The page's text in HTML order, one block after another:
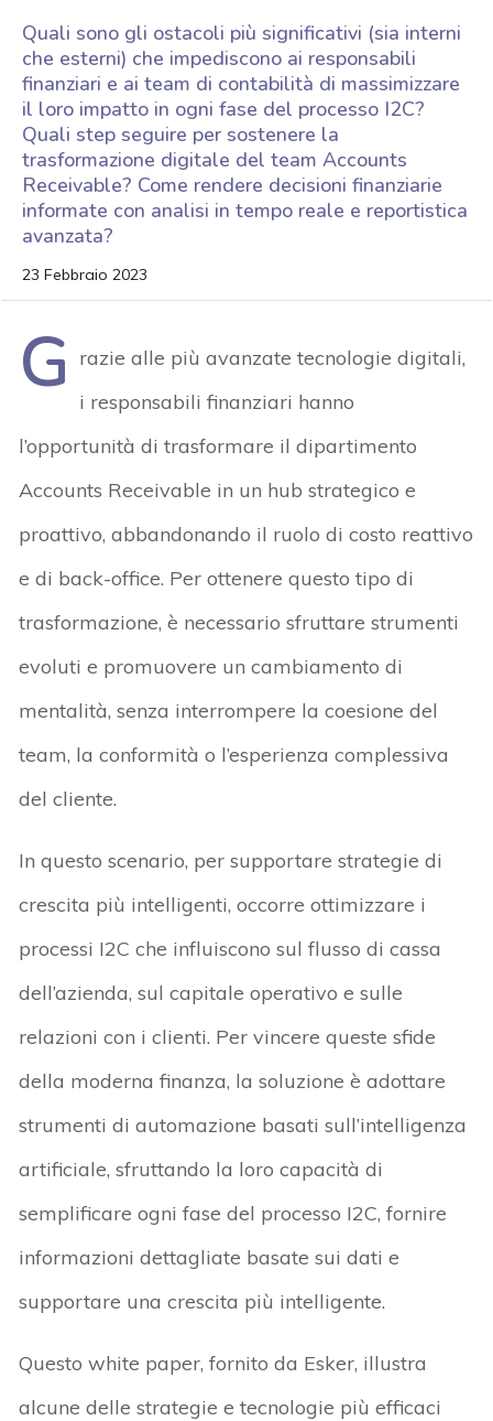
Quali sono gli ostacoli più significativi (sia interni
che esterni) che impediscono ai responsabili
finanziari e ai team di contabilità di massimizzare
il loro impatto in ogni fase del processo I2C?
Quali step seguire per sostenere la
trasformazione digitale del team Accounts
Receivable? Come rendere decisioni finanziarie
informate con analisi in tempo reale e reportistica
avanzata?
23 Febbraio 2023
G
razie alle più avanzate tecnologie digitali,
i responsabili finanziari hanno
l’opportunità di trasformare il dipartimento
Accounts Receivable in un hub strategico e
proattivo, abbandonando il ruolo di costo reattivo
e di back-office. Per ottenere questo tipo di
trasformazione, è necessario sfruttare strumenti
evoluti e promuovere un cambiamento di
mentalità, senza interrompere la coesione del
team, la conformità o l’esperienza complessiva
del cliente.
In questo scenario, per supportare strategie di
crescita più intelligenti, occorre ottimizzare i
processi I2C che influiscono sul flusso di cassa
dell’azienda, sul capitale operativo e sulle
relazioni con i clienti. Per vincere queste sfide
della moderna finanza, la soluzione è adottare
strumenti di automazione basati sull’intelligenza
artificiale, sfruttando la loro capacità di
semplificare ogni fase del processo I2C, fornire
informazioni dettagliate basate sui dati e
supportare una crescita più intelligente.
Questo white paper, fornito da Esker, illustra
alcune delle strategie e tecnologie più efficaci